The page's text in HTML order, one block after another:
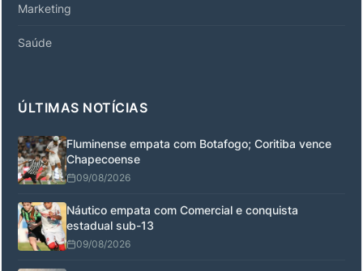
Marketing
Saúde
ÚLTIMAS NOTÍCIAS
Fluminense empata com Botafogo; Coritiba vence
Chapecoense
09/08/2026
Náutico empata com Comercial e conquista
estadual sub-13
09/08/2026